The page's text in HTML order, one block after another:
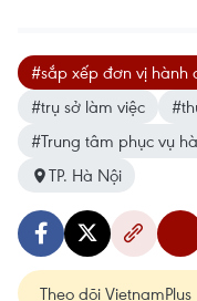
#sắp xếp đơn vị hành
#trụ sở làm việc
#Trung tâm phục vụ
TP. Hà Nội
Theo dõi VietnamPlus